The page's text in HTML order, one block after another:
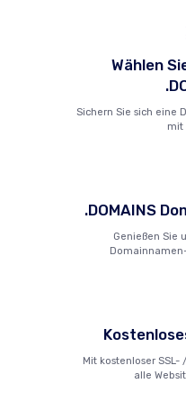
Wählen
Sichern Sie sich eine
mit
.DOMAINS
Genießen Sie
Mit kostenloser SSL-
alle